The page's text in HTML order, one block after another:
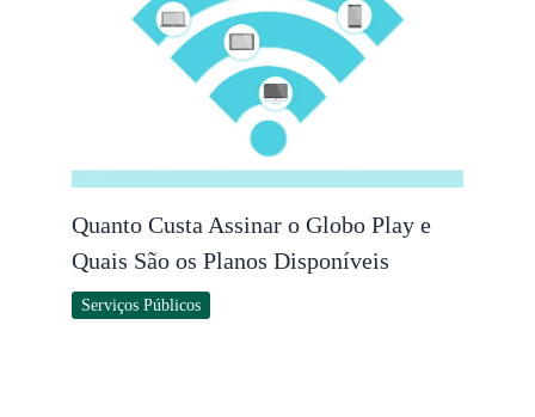
Quanto Custa Assinar o Globo Play e
Quais São os Planos Disponíveis
Serviços Públicos